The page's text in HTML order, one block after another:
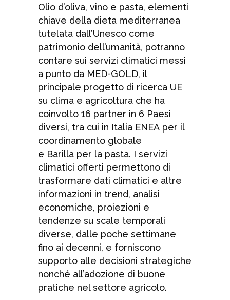
Olio d’oliva, vino e pasta, elementi
chiave della dieta mediterranea
tutelata dall’Unesco come
patrimonio dell’umanità, potranno
contare sui servizi climatici messi
a punto da MED-GOLD, il
principale progetto di ricerca UE
su clima e agricoltura che ha
coinvolto 16 partner in 6 Paesi
diversi, tra cui in Italia ENEA per il
coordinamento globale
e Barilla per la pasta. I servizi
climatici offerti permettono di
trasformare dati climatici e altre
informazioni in trend, analisi
economiche, proiezioni e
tendenze su scale temporali
diverse, dalle poche settimane
fino ai decenni, e forniscono
supporto alle decisioni strategiche
nonché all’adozione di buone
pratiche nel settore agricolo.